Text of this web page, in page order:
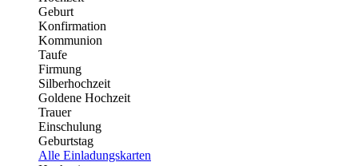
Geburt
Konfirmation
Kommunion
Taufe
Firmung
Silberhochzeit
Goldene Hochzeit
Trauer
Einschulung
Geburtstag
Alle Einladungskarten